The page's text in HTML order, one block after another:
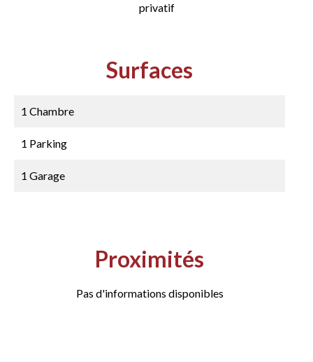
privatif
Surfaces
1 Chambre
1 Parking
1 Garage
Proximités
Pas d'informations disponibles